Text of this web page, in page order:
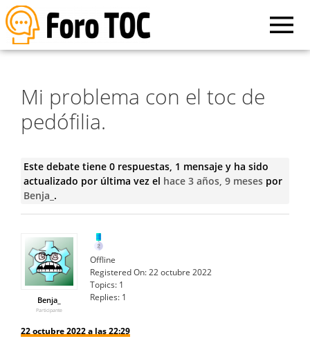
Mi problema con el toc de
pedófilia.
Este debate tiene 0 respuestas, 1 mensaje y ha sido
actualizado por última vez el hace 3 años, 9 mesespor
Benja_ .
Benja_
Participante
Offline
Registered On:22 octubre 2022
Topics: 1
Replies: 1
22 octubre 2022 a las 22:29